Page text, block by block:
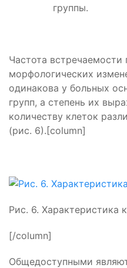
группы.
Частота встречаемости
морфологических
одинакова у больных
групп, а степень их
количеству клеток
(рис. 6).[column]
Рис. 6. Характеристика
[/column]
Общедоступными